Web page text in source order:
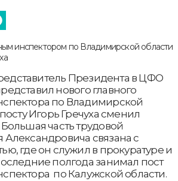
Президента в ЦФО
нового главного
по Владимирской
Игорь Гречуха сменил
часть трудовой
связана с
где он служил в прокуратуре и
полгода занимал пост
по Калужской области.